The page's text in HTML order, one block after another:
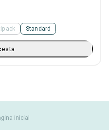
Standard